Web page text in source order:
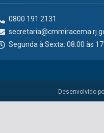
0800 191 2131
Segunda à Sexta: 08:00 às
Desenvolvido